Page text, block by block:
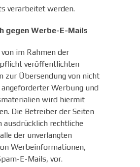
verarbeitet werden.
gegen Werbe-E-Mails
im Rahmen der
veröffentlichten
zur Übersendung von nicht
Werbung und
wird hiermit
Die Betreiber der Seiten
ausdrücklich rechtliche
der unverlangten
Werbeinformationen,
E-Mails, vor.